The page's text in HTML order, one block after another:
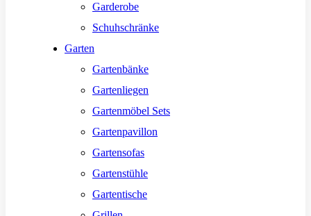
Garderobe
Schuhschränke
Garten
Gartenbänke
Gartenliegen
Gartenmöbel Sets
Gartenpavillon
Gartensofas
Gartenstühle
Gartentische